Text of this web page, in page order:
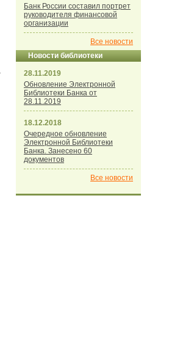
Банк России составил портрет
руководителя финансовой
организации
Все новости
Новости библиотеки
28.11.2019
Обновление Электронной
Библиотеки Банка от
28.11.2019
18.12.2018
Очередное обновление
Электронной Библиотеки
Банка. Занесено 60
документов
Все новости